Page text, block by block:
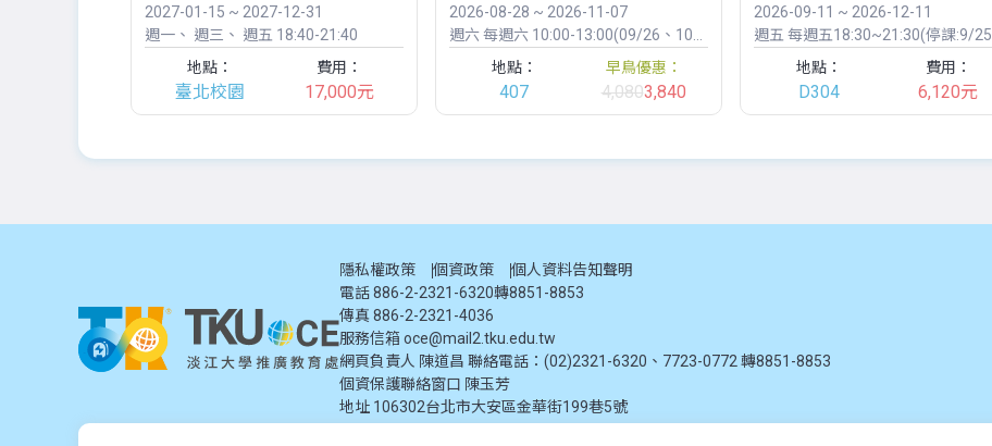
2027-01-15 ~ 2027-12-31
週一
週三 週五 18:40-21:40
地點：
臺北校園
費用：
17,000元
2026-08-28 ~ 2026-11-07
週六每週六 10:00-13:00(09/26、10/09、10/24停課)
地點：
407
早鳥優惠：
4,0803,840
2026-09-11 ~ 2026-12-11
週五 每週五18:30~21:30(停課:9/25、10/9)
地點：
D304
費用：
6,120元
隱私權政策 個資政策
個人資料告知聲明
電話 886-2-2321-6320轉8851-8853
傳真 886-2-2321-4036
服務信箱 oce@mail2.tku.edu.tw
網頁負責人 陳道昌 聯絡電話：(02)2321-6320、7723-0772 轉8851-8853
個資保護聯絡窗口 陳玉芳
地址 106302台北市大安區金華街199巷5號